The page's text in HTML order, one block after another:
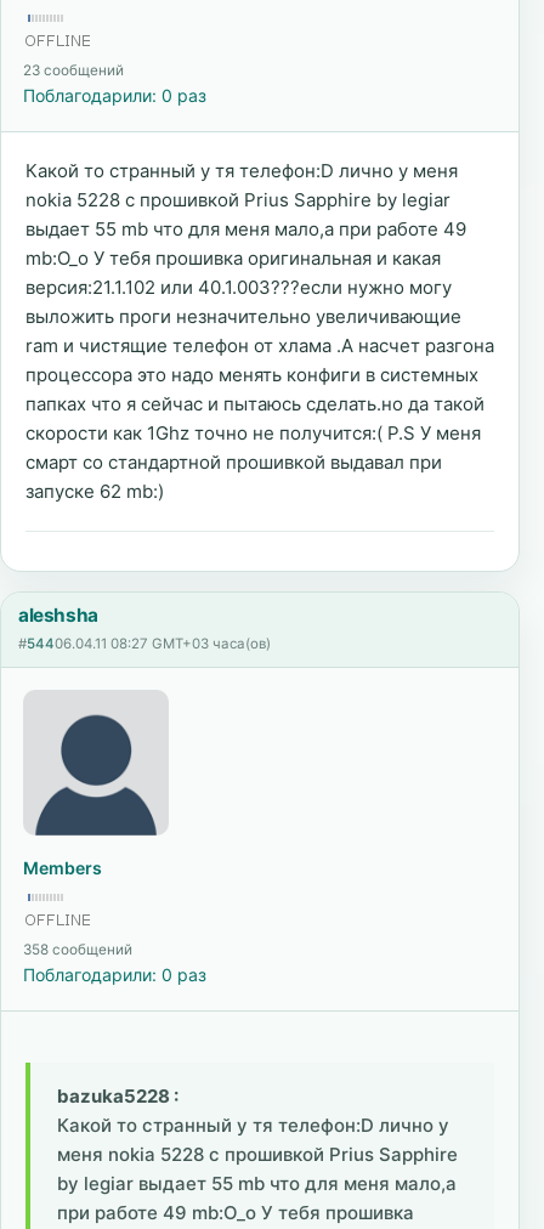
23 сообщений
Поблагодарили: 0 раз
Какой то странный у тя телефон:D лично у меня
nokia 5228 с прошивкой Prius Sapphire by legiar
выдает 55 mb что для меня мало,а при работе 49
mb:O_o У тебя прошивка оригинальная и какая
версия:21.1.102 или 40.1.003???если нужно могу
выложить проги незначительно увеличивающие
ram и чистящие телефон от хлама .А насчет разгона
процессора это надо менять конфиги в системных
папках что я сейчас и пытаюсь сделать.но да такой
скорости как 1Ghz точно не получится:( P.S У меня
смарт со стандартной прошивкой выдавал при
запуске 62 mb:)
aleshsha
#54406.04.11 08:27 GMT+03 часа(ов)
Members
358 сообщений
Поблагодарили: 0 раз
bazuka5228 :
Какой то странный у тя телефон:D лично у
меня nokia 5228 с прошивкой Prius Sapphire
by legiar выдает 55 mb что для меня мало,а
при работе 49 mb:O_o У тебя прошивка